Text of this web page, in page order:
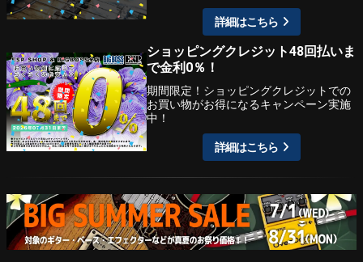
詳細はこちら
ショッピングクレジット48回払いま
で金利0％！
期間限定！ショッピングクレジットでの
お買い物がお得になるキャンペーン実施
中！
詳細はこちら